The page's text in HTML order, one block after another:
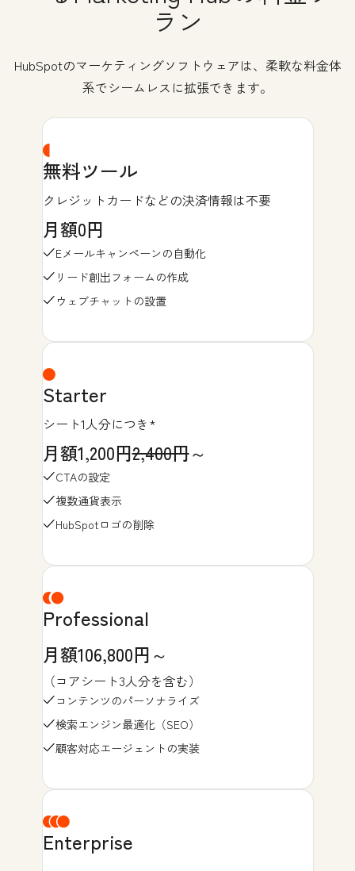
ラン
HubSpotのマーケティングソフトウェアは、柔軟な料金体
系でシームレスに拡張できます。
無料ツール
クレジットカードなどの決済情報は不要
月額0円
Eメールキャンペーンの自動化
リード創出フォームの作成
ウェブチャットの設置
Starter
シート1人分につき*
月額1,200円2,400円～
CTAの設定
複数通貨表示
HubSpotロゴの削除
Professional
月額106,800円～
（コアシート3人分を含む）
コンテンツのパーソナライズ
検索エンジン最適化（SEO）
顧客対応エージェントの実装
Enterprise